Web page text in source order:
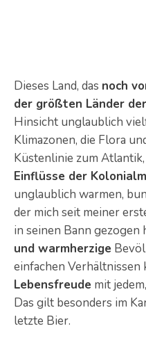
Dieses Land, das noch
der größten Länder
Hinsicht unglaublich
Klimazonen, die Flora
Küstenlinie zum Atlantik,
Einflüsse der
unglaublich warmen,
der mich seit meiner
in seinen Bann gezogen
und warmherzige
einfachen Verhältnissen
Lebensfreude mit
Das gilt besonders im
letzte Bier.